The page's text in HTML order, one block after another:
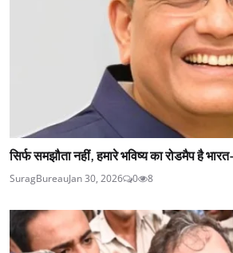
सिर्फ समझौता नहीं, हमारे भविष्य का रोडमैप है
SuragBureauJan 30, 2026 0 8